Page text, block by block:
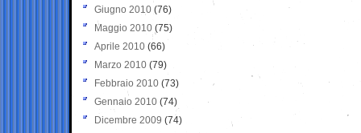
Giugno 2010 (76)
Maggio 2010 (75)
Aprile 2010 (66)
Marzo 2010 (79)
Febbraio 2010 (73)
Gennaio 2010 (74)
Dicembre 2009 (74)